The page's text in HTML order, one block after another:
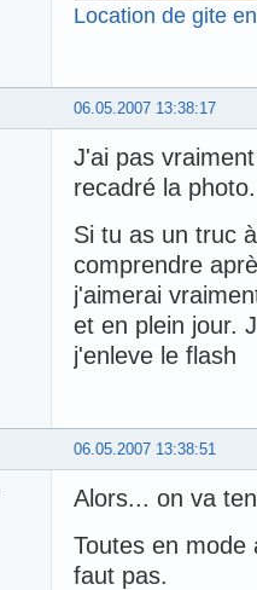
Location de gite
06.05.2007 13:38:17
J'ai pas
recadré la
Si tu as un truc
comprendre
j'aimerai
et en plein jour.
j'enleve le flash
06.05.2007 13:38:51
Alors... on va
Toutes en mode
faut pas.